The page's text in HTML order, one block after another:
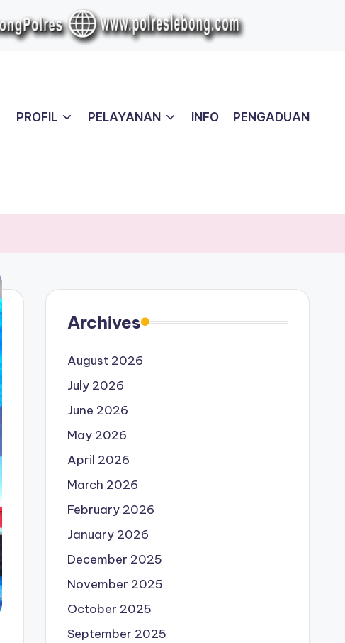
PROFIL PELAYANAN INFO PENGADUAN
Archives
August 2026
July 2026
June 2026
May 2026
April 2026
March 2026
February 2026
January 2026
December 2025
November 2025
October 2025
September 2025